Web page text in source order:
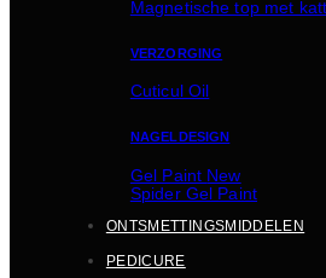
Magnetische top met
VERZORGING
Cuticul Oil
NAGELDESIGN
Gel Paint
Spider Gel Paint
ONTSMETTINGSMIDDELEN
PEDICURE